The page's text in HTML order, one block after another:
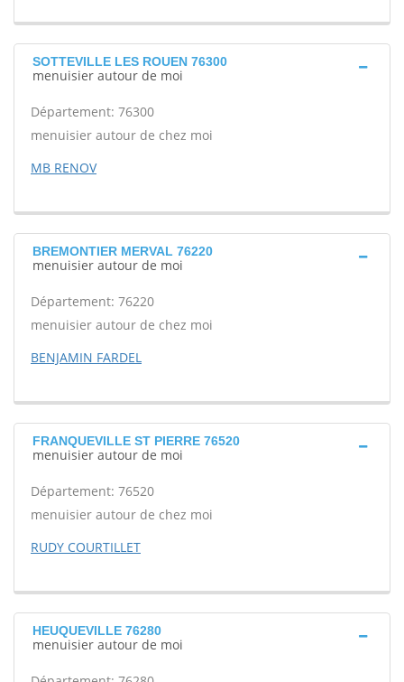
SOTTEVILLE LES ROUEN 76300
menuisier autour de moi
Département: 76300
menuisier autour de chez moi
MB RENOV
BREMONTIER MERVAL 76220
menuisier autour de moi
Département: 76220
menuisier autour de chez moi
BENJAMIN FARDEL
FRANQUEVILLE ST PIERRE 76520
menuisier autour de moi
Département: 76520
menuisier autour de chez moi
RUDY COURTILLET
HEUQUEVILLE 76280
menuisier autour de moi